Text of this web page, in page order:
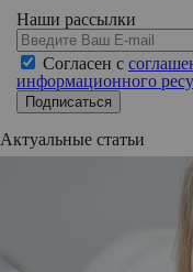
Наши рассылки
Согласен с
информационного
Подписаться
Актуальные статьи